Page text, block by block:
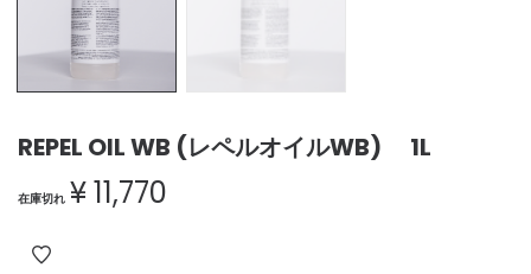
REPEL OIL WB (レペルオイルWB) 1L
在庫切れ ¥11,770